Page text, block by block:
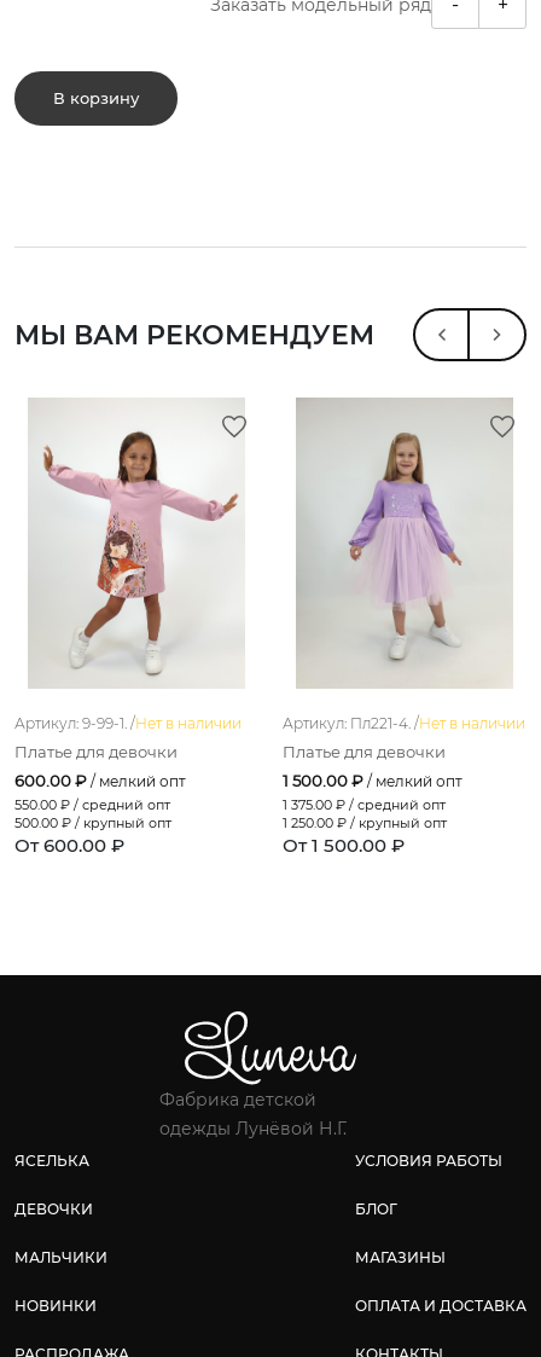
Заказать модельный ряд
В корзину
МЫ ВАМ РЕКОМЕНДУЕМ
Артикул: 9-99-1. /Нет в наличии
Платье для девочки
600.00 ₽ / мелкий опт
550.00 ₽ / средний опт
500.00 ₽ / крупный опт
От 600.00 ₽
Артикул: Пл221-4. /Нет в наличии
Платье для девочки
1 500.00 ₽ / мелкий опт
1 375.00 ₽ / средний опт
1 250.00 ₽ / крупный опт
От 1 500.00 ₽
Фабрика детской
одежды Лунёвой Н.Г.
ЯСЕЛЬКА
ДЕВОЧКИ
МАЛЬЧИКИ
НОВИНКИ
УСЛОВИЯ РАБОТЫ
БЛОГ
МАГАЗИНЫ
ОПЛАТА И ДОСТАВКА